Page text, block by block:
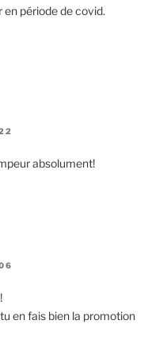
période de covid.
absolument!
en fais bien la promotion